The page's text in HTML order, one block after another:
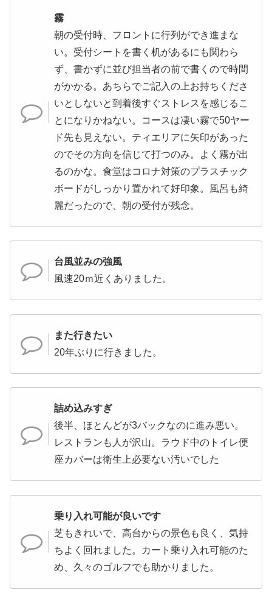
霧
朝の受付時、フロントに行列ができ進まな
い。受付シートを書く机があるにも関わら
ず、書かずに並び担当者の前で書くので時間
がかかる。あちらでご記入の上お持ちくださ
いとしないと到着後すぐストレスを感じるこ
とになりかねない。コースは凄い霧で50ヤー
ド先も見えない。ティエリアに矢印があった
のでその方向を信じて打つのみ。よく霧が出
るのかな。食堂はコロナ対策のプラスチック
ボードがしっかり置かれて好印象。風呂も綺
麗だったので、朝の受付が残念。
台風並みの強風
風速20ｍ近くありました。
また行きたい
20年ぶりに行きました。
詰め込みすぎ
後半、ほとんどが3バックなのに進み悪い。
レストランも人が沢山。ラウド中のトイレ便
座カバーは衛生上必要ない汚いでした
乗り入れ可能が良いです
芝もきれいで、高台からの景色も良く、気持
ちよく回れました。カート乗り入れ可能のた
め、久々のゴルフでも助かりました。